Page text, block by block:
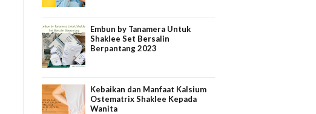
Embun by Tanamera Untuk
Shaklee Set Bersalin
Berpantang 2023
Kebaikan dan Manfaat Kalsium
Ostematrix Shaklee Kepada
Wanita